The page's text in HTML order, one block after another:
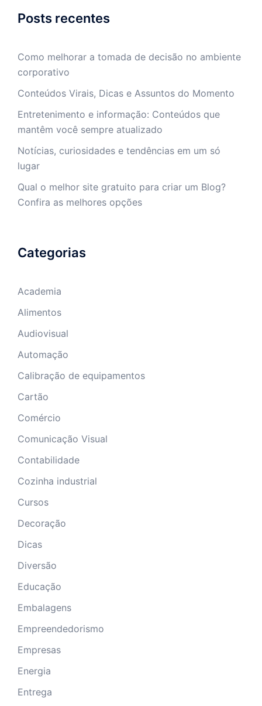
Posts recentes
Como melhorar a tomada de decisão no ambiente
corporativo
Conteúdos Virais, Dicas e Assuntos do Momento
Entretenimento e informação: Conteúdos que
mantêm você sempre atualizado
Notícias, curiosidades e tendências em um só
lugar
Qual o melhor site gratuito para criar um Blog?
Confira as melhores opções
Categorias
Academia
Alimentos
Audiovisual
Automação
Calibração de equipamentos
Cartão
Comércio
Comunicação Visual
Contabilidade
Cozinha industrial
Cursos
Decoração
Dicas
Diversão
Educação
Embalagens
Empreendedorismo
Empresas
Energia
Entrega